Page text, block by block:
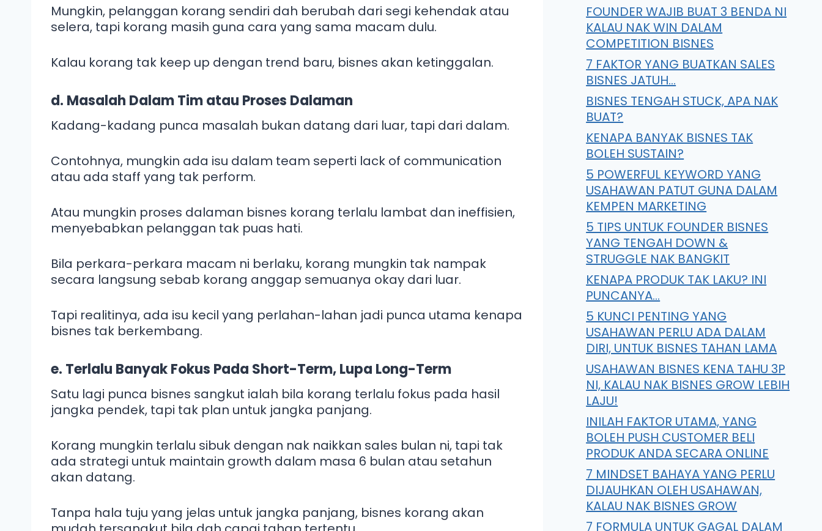
Mungkin, pelanggan korang sendiri dah berubah dari segi kehendak atau
selera, tapi korang masih guna cara yang sama macam dulu.
Kalau korang tak keep up dengan trend baru, bisnes akan ketinggalan.
d. Masalah Dalam Tim atau Proses Dalaman
Kadang-kadang punca masalah bukan datang dari luar, tapi dari dalam.
Contohnya, mungkin ada isu dalam team seperti lack of communication
atau ada staff yang tak perform.
Atau mungkin proses dalaman bisnes korang terlalu lambat dan ineffisien,
menyebabkan pelanggan tak puas hati.
Bila perkara-perkara macam ni berlaku, korang mungkin tak nampak
secara langsung sebab korang anggap semuanya okay dari luar.
Tapi realitinya, ada isu kecil yang perlahan-lahan jadi punca utama kenapa
bisnes tak berkembang.
e. Terlalu Banyak Fokus Pada Short-Term, Lupa Long-Term
Satu lagi punca bisnes sangkut ialah bila korang terlalu fokus pada hasil
jangka pendek, tapi tak plan untuk jangka panjang.
Korang mungkin terlalu sibuk dengan nak naikkan sales bulan ni, tapi tak
ada strategi untuk maintain growth dalam masa 6 bulan atau setahun
akan datang.
Tanpa hala tuju yang jelas untuk jangka panjang, bisnes korang akan
FOUNDER WAJIB BUAT 3 BENDA NI
KALAU NAK WIN DALAM
COMPETITION BISNES
7 FAKTOR YANG BUATKAN SALES
BISNES JATUH…
BISNES TENGAH STUCK, APA NAK
BUAT?
KENAPA BANYAK BISNES TAK
BOLEH SUSTAIN?
5 POWERFUL KEYWORD YANG
USAHAWAN PATUT GUNA DALAM
KEMPEN MARKETING
5 TIPS UNTUK FOUNDER BISNES
YANG TENGAH DOWN &
STRUGGLE NAK BANGKIT
KENAPA PRODUK TAK LAKU? INI
PUNCANYA…
5 KUNCI PENTING YANG
USAHAWAN PERLU ADA DALAM
DIRI, UNTUK BISNES TAHAN LAMA
USAHAWAN BISNES KENA TAHU 3P
NI, KALAU NAK BISNES GROW LEBIH
LAJU!
INILAH FAKTOR UTAMA, YANG
BOLEH PUSH CUSTOMER BELI
PRODUK ANDA SECARA ONLINE
7 MINDSET BAHAYA YANG PERLU
DIJAUHKAN OLEH USAHAWAN,
KALAU NAK BISNES GROW
7 FORMULA UNTUK GAGAL DALAM